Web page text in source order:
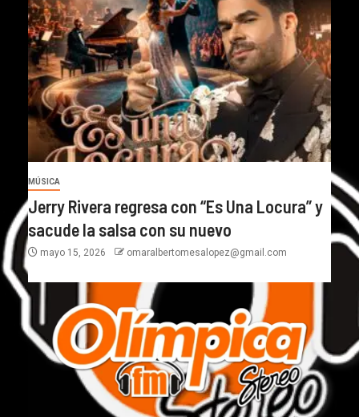
MÚSICA
Jerry Rivera regresa con “Es Una Locura” y
sacude la salsa con su nuevo
mayo 15, 2026 omaralbertomesalopez@gmail.com